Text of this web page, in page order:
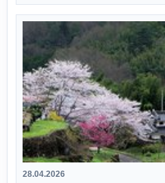
28.04.2026